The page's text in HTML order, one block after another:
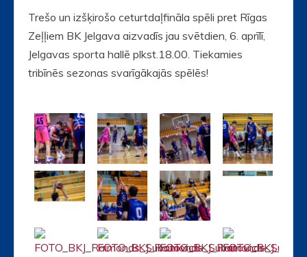
Trešo un izšķirošo ceturtdaļfināla spēli pret Rīgas
Zeļļiem BK Jelgava aizvadīs jau svētdien, 6. aprīlī,
Jelgavas sporta hallē plkst.18.00. Tiekamies
tribīnēs sezonas svarīgākajās spēlēs!